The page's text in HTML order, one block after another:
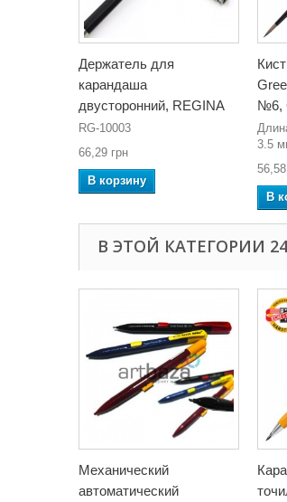
Держатель для
карандаша
двусторонний, REGINA
RG-10003
66,29 грн
В корзину
№6,
3.5
В
В ЭТОЙ КАТЕГОРИИ
Механический
автоматический